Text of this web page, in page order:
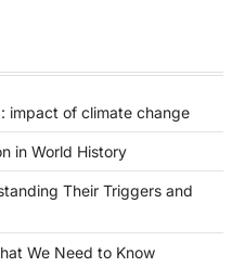
impact of climate change
in World History
Their Triggers and
We Need to Know